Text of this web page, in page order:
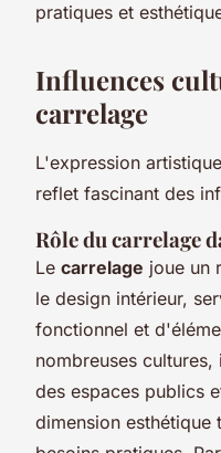
pratiques et
Influences
carrelage
L'expression
reflet fascinant des
Rôle du carrelage
Le carrelage joue un
le design intérieur,
fonctionnel et
nombreuses
des espaces publics
dimension esthétique